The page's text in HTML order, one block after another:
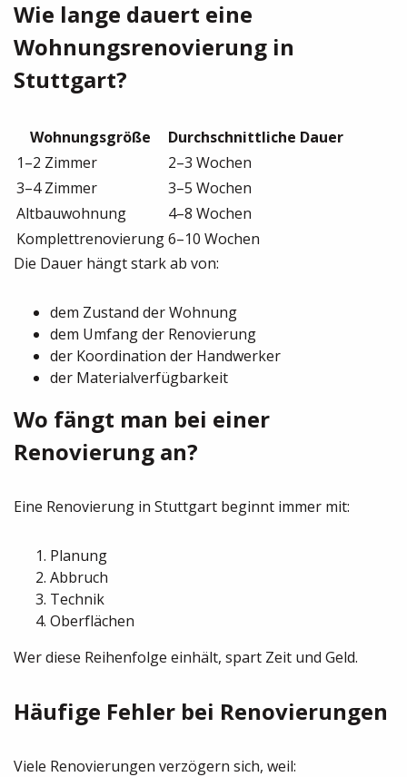
Wie lange dauert eine
Wohnungsrenovierung in
Stuttgart?
Wohnungsgröße
Durchschnittliche Dauer
1–2 Zimmer
2–3 Wochen
3–4 Zimmer
3–5 Wochen
Altbauwohnung
4–8 Wochen
Komplettrenovierung6–10 Wochen
Die Dauer hängt stark ab von:
dem Zustand der Wohnung
dem Umfang der Renovierung
der Koordination der Handwerker
der Materialverfügbarkeit
Wo fängt man bei einer
Renovierung an?
Eine Renovierung in Stuttgart beginnt immer mit:
Planung
Abbruch
Technik
Oberflächen
Wer diese Reihenfolge einhält, spart Zeit und Geld.
Häufige Fehler bei Renovierungen
Viele Renovierungen verzögern sich, weil: